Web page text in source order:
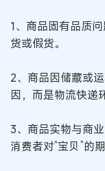
1、商品固有品质
货或假货。
2、商品因储藏或
因，而是物流快递
3、商品实物与商
消费者对“宝贝”的